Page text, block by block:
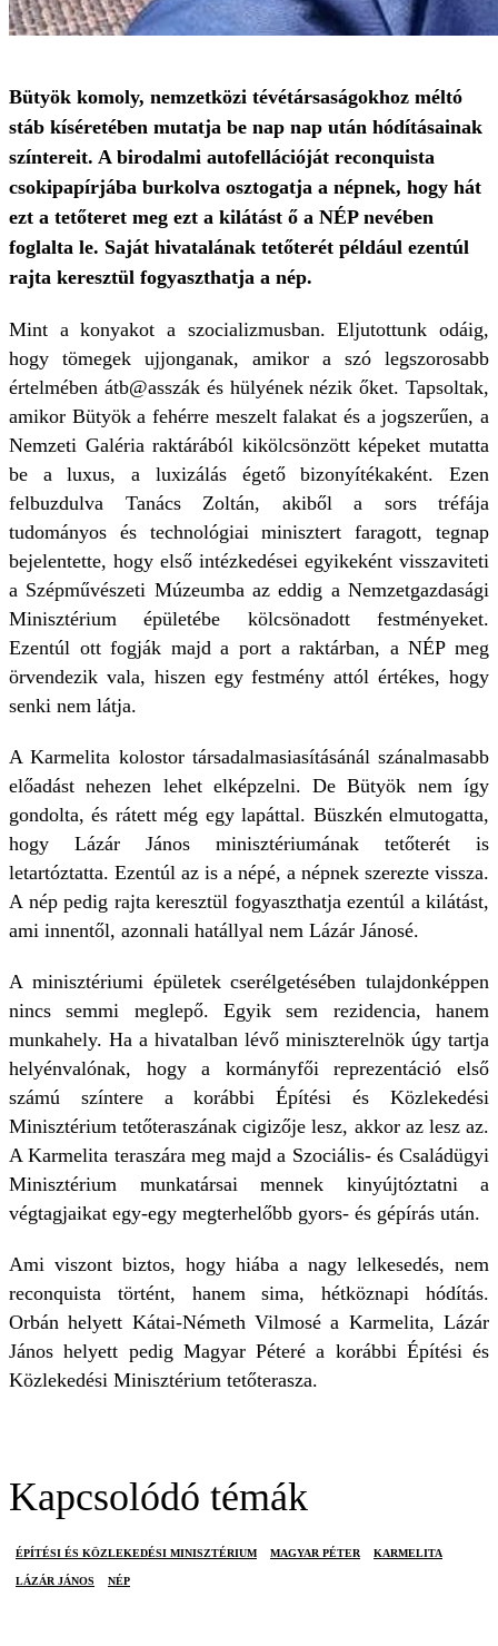
Bütyök komoly, nemzetközi tévétársaságokhoz méltó
stáb kíséretében mutatja be nap nap után hódításainak
színtereit. A birodalmi autofellációját reconquista
csokipapírjába burkolva osztogatja a népnek, hogy hát
ezt a tetőteret meg ezt a kilátást ő a NÉP nevében
foglalta le. Saját hivatalának tetőterét például ezentúl
rajta keresztül fogyaszthatja a nép.
Mint a konyakot a szocializmusban. Eljutottunk odáig,
hogy tömegek ujjonganak, amikor a szó legszorosabb
értelmében átb@asszák és hülyének nézik őket. Tapsoltak,
amikor Bütyök a fehérre meszelt falakat és a jogszerűen, a
Nemzeti Galéria raktárából kikölcsönzött képeket mutatta
be a luxus, a luxizálás égető bizonyítékaként. Ezen
felbuzdulva Tanács Zoltán, akiből a sors tréfája
tudományos és technológiai minisztert faragott, tegnap
bejelentette, hogy első intézkedései egyikeként visszaviteti
a Szépművészeti Múzeumba az eddig a Nemzetgazdasági
Minisztérium épületébe kölcsönadott festményeket.
Ezentúl ott fogják majd a port a raktárban, a NÉP meg
örvendezik vala, hiszen egy festmény attól értékes, hogy
senki nem látja.
A Karmelita kolostor társadalmasiasításánál szánalmasabb
előadást nehezen lehet elképzelni. De Bütyök nem így
gondolta, és rátett még egy lapáttal. Büszkén elmutogatta,
hogy Lázár János minisztériumának tetőterét is
letartóztatta. Ezentúl az is a népé, a népnek szerezte vissza.
A nép pedig rajta keresztül fogyaszthatja ezentúl a kilátást,
ami innentől, azonnali hatállyal nem Lázár Jánosé.
A minisztériumi épületek cserélgetésében tulajdonképpen
nincs semmi meglepő. Egyik sem rezidencia, hanem
munkahely. Ha a hivatalban lévő miniszterelnök úgy tartja
helyénvalónak, hogy a kormányfői reprezentáció első
számú színtere a korábbi Építési és Közlekedési
Minisztérium tetőteraszának cigizője lesz, akkor az lesz az.
A Karmelita teraszára meg majd a Szociális- és Családügyi
Minisztérium munkatársai mennek kinyújtóztatni a
végtagjaikat egy-egy megterhelőbb gyors- és gépírás után.
Ami viszont biztos, hogy hiába a nagy lelkesedés, nem
reconquista történt, hanem sima, hétköznapi hódítás.
Orbán helyett Kátai-Németh Vilmosé a Karmelita, Lázár
János helyett pedig Magyar Péteré a korábbi Építési és
Közlekedési Minisztérium tetőterasza.
Kapcsolódó témák
ÉPÍTÉSI ÉS KÖZLEKEDÉSI MINISZTÉRIUM MAGYAR PÉTER KARMELITA
LÁZÁR JÁNOS NÉP